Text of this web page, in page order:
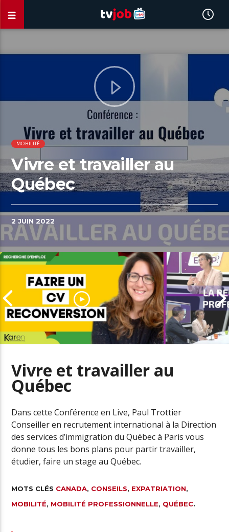
MOBILITÉ
Vivre et travailler au
Québec
2 JUIN 2022
Comment adapter son CV pour
Vivre et travailler au
Québec
Dans cette Conférence en Live, Paul Trottier
Conseiller en recrutement international à la Direction
des services d’immigration du Québec à Paris vous
donne tous les bons plans pour partir travailler,
étudier, faire un stage au Québec.
MOTS CLÉS CANADA, CONSEILS, EXPATRIATION,
MOBILITÉ, MOBILITÉ PROFESSIONNELLE, QUÉBEC.